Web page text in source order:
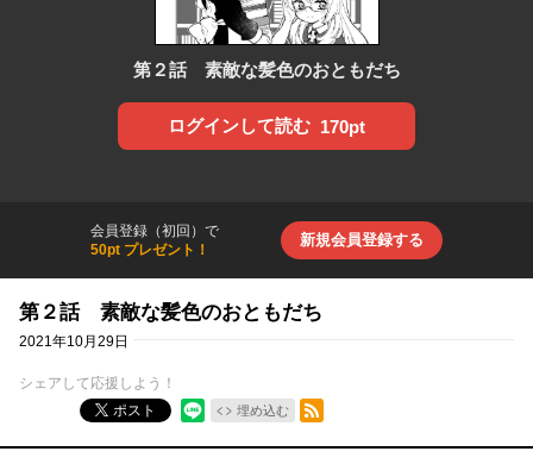
第２話 素敵な髪色のおともだち
ログインして読む 170pt
会員登録（初回）で
50pt プレゼント！
新規会員登録する
第２話 素敵な髪色のおともだち
2021年10月29日
シェアして応援しよう！
ポスト
埋め込む
RSSフィード